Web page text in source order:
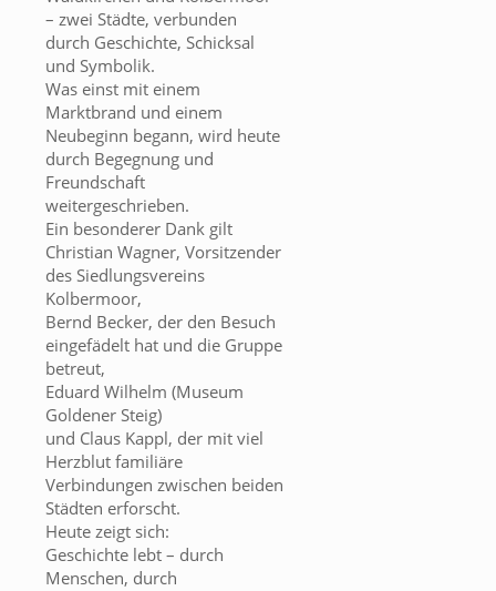
– zwei Städte, verbunden
durch Geschichte, Schicksal
und Symbolik.
Was einst mit einem
Marktbrand und einem
Neubeginn begann, wird heute
durch Begegnung und
Freundschaft
weitergeschrieben.
Ein besonderer Dank gilt
Christian Wagner, Vorsitzender
des Siedlungsvereins
Kolbermoor,
Bernd Becker, der den Besuch
eingefädelt hat und die Gruppe
betreut,
Eduard Wilhelm (Museum
Goldener Steig)
und Claus Kappl, der mit viel
Herzblut familiäre
Verbindungen zwischen beiden
Städten erforscht.
Heute zeigt sich:
Geschichte lebt – durch
Menschen, durch